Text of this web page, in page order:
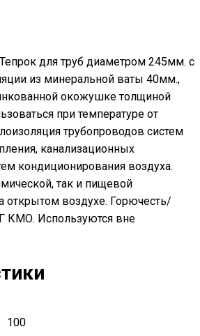
для труб диаметром 245мм. с
из минеральной ваты 40мм.,
окожушке толщиной
при температуре от
трубопроводов систем
канализационных
кондиционирования воздуха.
так и пищевой
открытом воздухе. Горючесть/
КМО. Используются вне
100